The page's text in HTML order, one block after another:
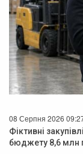
08 Серпня 2026
Фіктивні
бюджету 8,6 млн